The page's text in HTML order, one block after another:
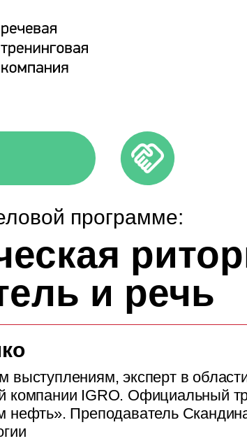
и речь
программе:
выступлениям, эксперт в
компании IGRO. Официальный
нефть». Преподаватель